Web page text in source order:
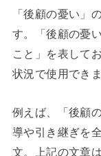
「後顧の憂い」
す。「後顧の憂
こと」を表して
状況で使用できま
例えば、「後顧
導や引き継ぎを
文。上記の文章